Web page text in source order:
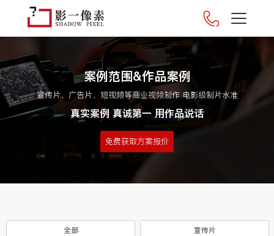
案例范围&作品案例
宣传片、广告片、短视频等商业视频制作 电影级制片水准
真实案例 真诚第一 用作品说话
免费获取方案报价
全部 宣传片